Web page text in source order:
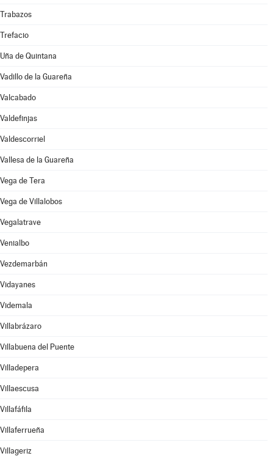
Trabazos
Trefacio
Uña de Quintana
Vadillo de la Guareña
Valcabado
Valdefinjas
Valdescorriel
Vallesa de la Guareña
Vega de Tera
Vega de Villalobos
Vegalatrave
Venialbo
Vezdemarbán
Vidayanes
Videmala
Villabrázaro
Villabuena del Puente
Villadepera
Villaescusa
Villafáfila
Villaferrueña
Villageriz